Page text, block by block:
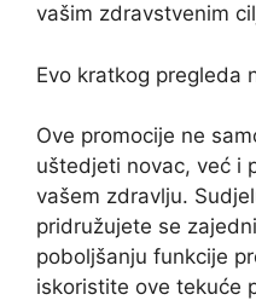
vašim zdravstvenim
Evo kratkog pregleda
Ove promocije ne
uštedjeti novac, već i
vašem zdravlju.
pridružujete se
poboljšanju funkcije
iskoristite ove tekuće